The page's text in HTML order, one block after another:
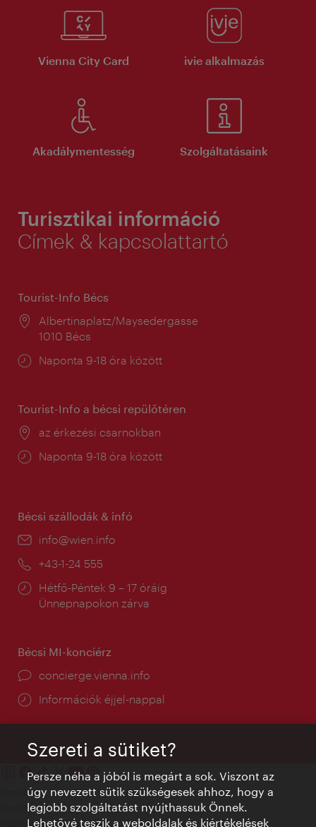
Vienna City Card ivie alkalmazás
Akadálymentesség Szolgáltatásaink
Turisztikai információ
Címek & kapcsolattartó
Tourist-Info Bécs
Helyszín:
Albertinaplatz/Maysedergasse
1010 Bécs
Nyitva
Naponta 9-18 óra között
Tourist-Info a bécsi repülőtéren
Helyszín:
az érkezési csarnokban
Nyitva
Naponta 9-18 óra között
Bécsi szállodák & infó
E-
info@wien.info
Telefon:
+43-1-24 555
Nyitva
tartás:
Hétfő-Péntek 9 – 17 óráig
Ünnepnapokon zárva
Bécsi MI-konciérz
concierge.vienna.info
Információk éjjel-nappal
Kapcsolat
Credits
Adatvédelmi nyilatkozat
Szereti a sütiket?
Persze néha a jóból is megárt a sok. Viszont az
úgy nevezett sütik szükségesek ahhoz, hogy a
legjobb szolgáltatást nyújthassuk Önnek.
Lehetővé teszik a weboldalak és kiértékelések